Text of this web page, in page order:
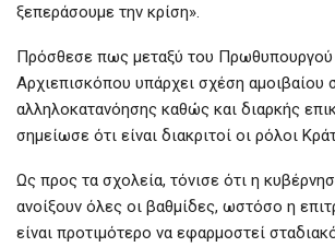
ξεπεράσουμε την κρίση».
Πρόσθεσε πως μεταξύ του Πρωθυπουργού
Αρχιεπισκόπου υπάρχει σχέση αμοιβαίου
αλληλοκατανόησης καθώς και διαρκής
σημείωσε ότι είναι διακριτοί οι ρόλοι
Ως προς τα σχολεία, τόνισε ότι η
ανοίξουν όλες οι βαθμίδες, ωστόσο η
είναι προτιμότερο να εφαρμοστεί